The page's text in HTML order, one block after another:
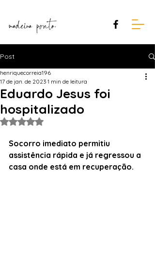
Post
Eduardo Jesus foi
hospitalizado
henriquecorreia196
17 de jan. de 2023 1 min de leitura
Avaliado com NaN de 5 estrelas.
Socorro imediato permitiu
assistência rápida e já regressou a
casa onde está em recuperação.